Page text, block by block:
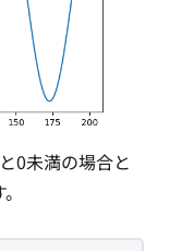
0未満の場合と